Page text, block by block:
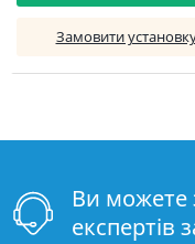
Замовити
Ви можете
експертів